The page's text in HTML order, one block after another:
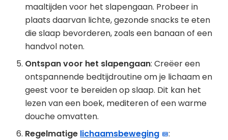
maaltijden voor het slapengaan. Probeer in
plaats daarvan lichte, gezonde snacks te eten
die slaap bevorderen, zoals een banaan of een
handvol noten.
Ontspan voor het slapengaan: Creëer een
ontspannende bedtijdroutine om je lichaam en
geest voor te bereiden op slaap. Dit kan het
lezen van een boek, mediteren of een warme
douche omvatten.
Regelmatige lichaamsbeweging
: